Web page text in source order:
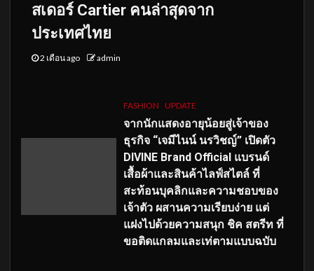
สเดอร์ Cartier คนล่าสุดจาก
ประเทศไทย
2 เดือน ago admin
FASHION UPDATE
จากนักแสดงอายุน้อยสู่เจ้าของ
ธุรกิจ “เจมีไนน์ นรวิชญ์” เปิดตัว
DIVINE Brand Official แบรนด์
เสื้อผ้าและสินค้าไลฟ์สไตล์ ที่
สะท้อนบุคลิกและความชอบของ
เจ้าตัว ผสานความเรียบง่าย แต่
แฝงไปด้วยความสนุก ชิค สตรีท ที่
ขอติดแกลมและเท่ตามแบบฉบับ